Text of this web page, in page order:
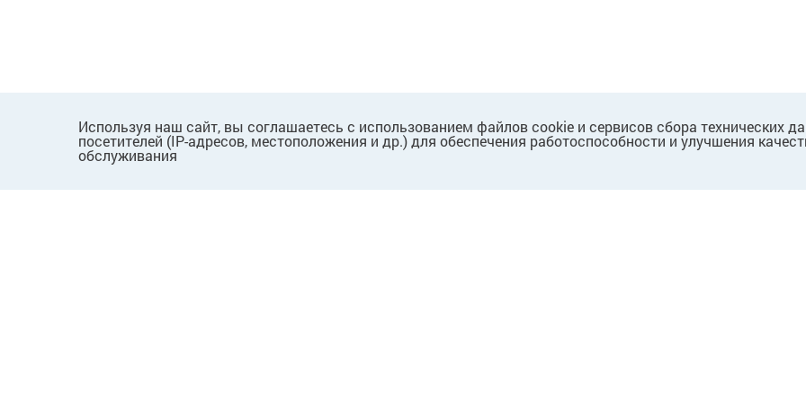
Используя наш сайт, вы соглашаетесь с использованием файлов cookie и сервисов сбора технических
посетителей (IP-адресов, местоположения и др.) для обеспечения работоспособности и улучшения
обслуживания